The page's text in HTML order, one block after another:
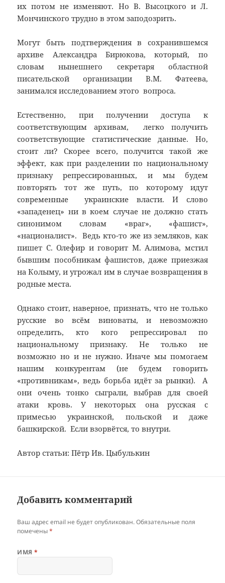
их потом не изменяют. Но В. Высоцкого и Л.
Мончинского трудно в этом заподозрить.
Могут быть подтверждения в сохранившемся
архиве Александра Бирюкова, который, по
словам нынешнего секретаря областной
писательской организации В.М. Фатеева,
занимался исследованием этого вопроса.
Естественно, при получении доступа к
соответствующим архивам, легко получить
соответствующие статистические данные. Но,
стоит ли? Скорее всего, получится такой же
эффект, как при разделении по национальному
признаку репрессированных, и мы будем
повторять тот же путь, по которому идут
современные украинские власти. И слово
«западенец» ни в коем случае не должно стать
синонимом словам «враг», «фашист»,
«националист». Ведь кто-то же из земляков, как
пишет С. Олефир и говорит М. Алимова, мстил
бывшим пособникам фашистов, даже приезжая
на Колыму, и угрожал им в случае возвращения в
родные места.
Однако стоит, наверное, признать, что не только
русские во всём виноваты, и невозможно
определить, кто кого репрессировал по
национальному признаку. Не только не
возможно но и не нужно. Иначе мы помогаем
нашим конкурентам (не будем говорить
«противникам», ведь борьба идёт за рынки). А
они очень тонко сыграли, выбрав для своей
атаки кровь. У некоторых она русская с
примесью украинской, польской и даже
башкирской. Если взорвётся, то внутри.
Автор статьи: Пётр Ив. Цыбулькин
Добавить комментарий
Ваш адрес email не будет опубликован. Обязательные поля
помечены*
ИМЯ*